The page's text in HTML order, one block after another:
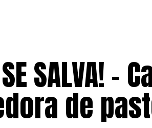
SE SALVA!
de